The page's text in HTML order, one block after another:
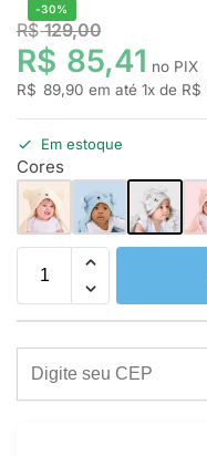
-30%
R$129,00
R$ 85,41 no PIX
R$ 89,90 em até 1x de R$
Em estoque
Cores